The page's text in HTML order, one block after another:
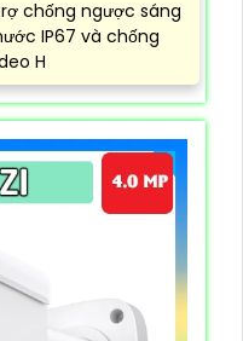
chống ngược sáng
IP67 và chống
H